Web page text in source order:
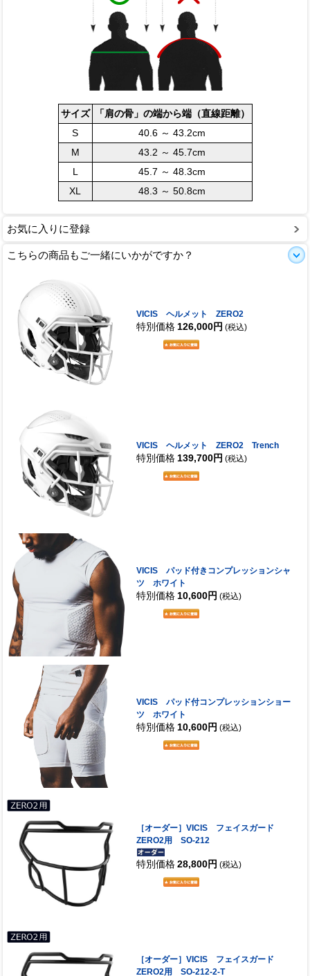
サイズ
「肩の骨」の端から端（直線距離）
S
40.6 ～ 43.2cm
M
43.2 ～ 45.7cm
L
45.7 ～ 48.3cm
XL
48.3 ～ 50.8cm
お気に入りに登録
こちらの商品もご一緒にいかがですか？
VICIS ヘルメット ZERO2
特別価格 126,000円 (税込)
VICIS ヘルメット ZERO2 Trench
特別価格 139,700円 (税込)
VICIS パッド付きコンプレッションシャ
ツ ホワイト
特別価格 10,600円 (税込)
VICIS パッド付コンプレッションショー
ツ ホワイト
特別価格 10,600円 (税込)
［オーダー］VICIS フェイスガード
ZERO2用 SO-212
特別価格 28,800円 (税込)
［オーダー］VICIS フェイスガード
ZERO2用 SO-212-2-T